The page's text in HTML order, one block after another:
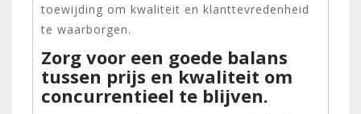
toewijding om kwaliteit en klanttevredenheid
te waarborgen.
Zorg voor een goede balans
tussen prijs en kwaliteit om
concurrentieel te blijven.